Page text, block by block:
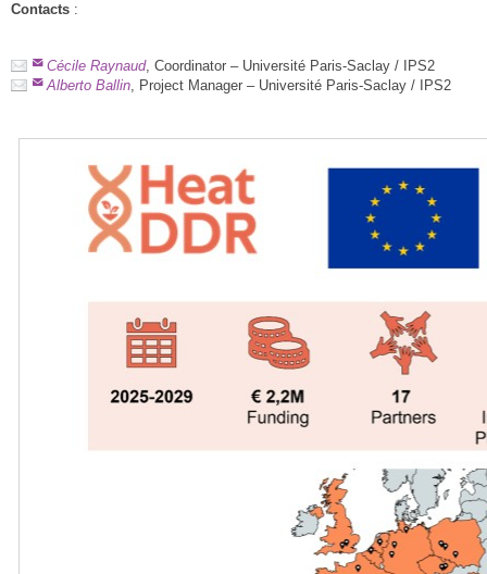
Contacts :
Cécile Raynaud, Coordinator – Université Paris-Saclay / IPS2
Alberto Ballin, Project Manager – Université Paris-Saclay / IPS2